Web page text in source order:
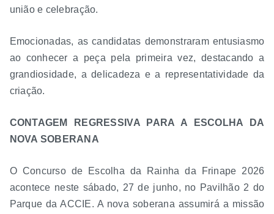
união e celebração.
Emocionadas, as candidatas demonstraram entusiasmo
ao conhecer a peça pela primeira vez, destacando a
grandiosidade, a delicadeza e a representatividade da
criação.
CONTAGEM REGRESSIVA PARA A ESCOLHA DA
NOVA SOBERANA
O Concurso de Escolha da Rainha da Frinape 2026
acontece neste sábado, 27 de junho, no Pavilhão 2 do
Parque da ACCIE. A nova soberana assumirá a missão